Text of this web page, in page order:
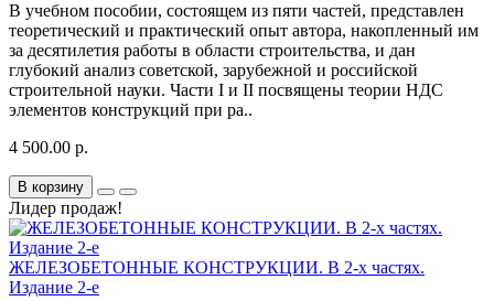
В учебном пособии, состоящем из пяти частей, представлен
теоретический и практический опыт автора, накопленный им
за десятилетия работы в области строительства, и дан
глубокий анализ советской, зарубежной и российской
строительной науки. Части I и II посвящены теории НДС
элементов конструкций при ра..
4 500.00 р.
В корзину
Лидер продаж!
ЖЕЛЕЗОБЕТОННЫЕ КОНСТРУКЦИИ. В 2-х частях.
Издание 2-е